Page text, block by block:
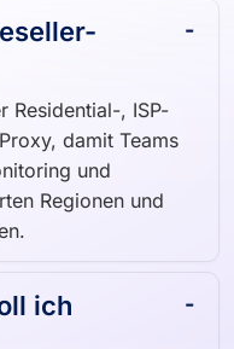
, ISP-
damit Teams
und
Regionen und
ich